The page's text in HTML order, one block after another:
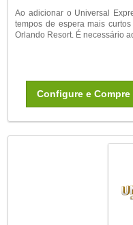
Ao adicionar o Universal
tempos de espera mais
Orlando Resort. É necessário
Configure e Compre